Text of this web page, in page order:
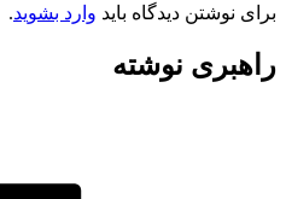
برای نوشتن دیدگاه باید وارد بشوید.
راهبری نوشته